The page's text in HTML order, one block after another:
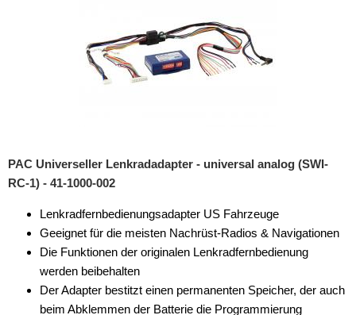
Multimediainterface
für Acura
für Alfa Romeo
für Audi
für BMW
PAC Universeller Lenkradadapter - universal analog (SWI-
RC-1) - 41-1000-002
Lenkradfernbedienungsadapter US Fahrzeuge
Geeignet für die meisten Nachrüst-Radios & Navigationen
Die Funktionen der originalen Lenkradfernbedienung
werden beibehalten
Der Adapter bestitzt einen permanenten Speicher, der auch
beim Abklemmen der Batterie die Programmierung